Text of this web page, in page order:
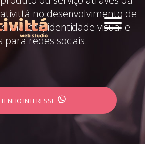
no desenvolvimento de
marcas, identidade visual e
para redes sociais.
TENHO INTERESSE